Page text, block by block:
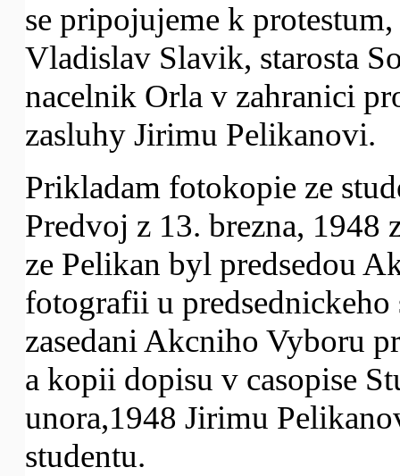
se pripojujeme k
Vladislav Slavik, starosta
nacelnik Orla v zahranici
zasluhy Jirimu Pelikanovi.
Prikladam fotokopie ze
Predvoj z 13. brezna, 1948
ze Pelikan byl predsedou
fotografii u
zasedani Akcniho Vyboru
a kopii dopisu v casopise
unora,1948 Jirimu
studentu.